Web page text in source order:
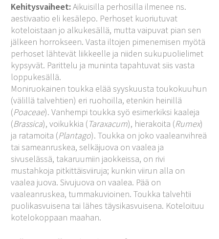
Kehitysvaiheet:Aikuisilla perhosilla ilmenee ns.
aestivaatio eli kesälepo. Perhoset kuoriutuvat
koteloistaan jo alkukesällä, mutta vaipuvat pian sen
jälkeen horrokseen. Vasta iltojen pimenemisen myötä
perhoset lähtevät liikkeelle ja niiden sukupuolielimet
kypsyvät. Parittelu ja muninta tapahtuvat siis vasta
loppukesällä.
Moniruokainen toukka elää syyskuusta toukokuuhun
(välillä talvehtien) eri ruohoilla, etenkin heinillä
(Poaceae). Vanhempi toukka syö esimerkiksi kaaleja
(Brassica), voikukkia (Taraxacum), hierakoita (Rumex)
ja ratamoita (Plantago). Toukka on joko vaaleanvihreä
tai sameanruskea, selkäjuova on vaalea ja
sivuselässä, takaruumiin jaokkeissa, on rivi
mustahkoja pitkittäisviiruja; kunkin viirun alla on
vaalea juova. Sivujuova on vaalea. Pää on
vaaleanruskea, tummakuvioinen. Toukka talvehtii
puolikasvuisena tai lähes täysikasvuisena. Koteloituu
kotelokoppaan maahan.